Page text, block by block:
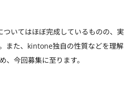
いてはほぼ完成しているものの、実
また、kintone独自の性質などを理解
、今回募集に至ります。